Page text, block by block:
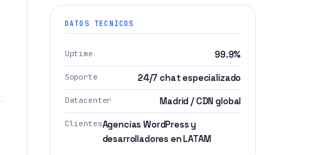
DATOS TECNICOS
Uptime 99.9%
Soporte 24/7 chat especializado
Datacenter Madrid / CDN global
ClientesAgencias WordPress y
desarrolladores en LATAM